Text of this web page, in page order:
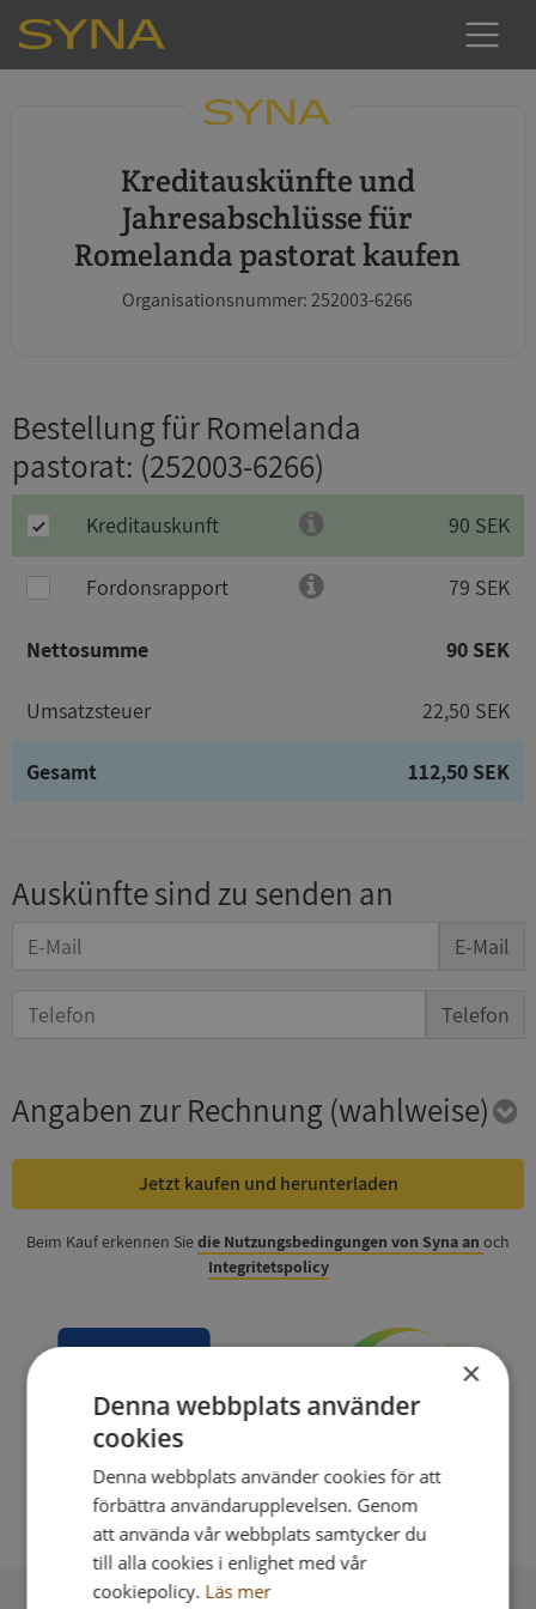
Kreditauskünfte und
Jahresabschlüsse für
Romelanda pastorat kaufen
Organisationsnummer: 252003-6266
Bestellung für Romelanda
pastorat: (252003-6266)
Kreditauskunft 90 SEK
Fordonsrapport 79 SEK
Nettosumme 90 SEK
Umsatzsteuer 22,50 SEK
Gesamt 112,50 SEK
Auskünfte sind zu senden an
E-Mail
Telefon
Angaben zur Rechnung (wahlweise)
Jetzt kaufen und herunterladen
Beim Kauf erkennen Siedie Nutzungsbedingungen von Syna an och
Integritetspolicy
×
Denna webbplats använder
cookies
Denna webbplats använder cookies för att
förbättra användarupplevelsen. Genom
att använda vår webbplats samtycker du
till alla cookies i enlighet med vår
cookiepolicy. Läs mer